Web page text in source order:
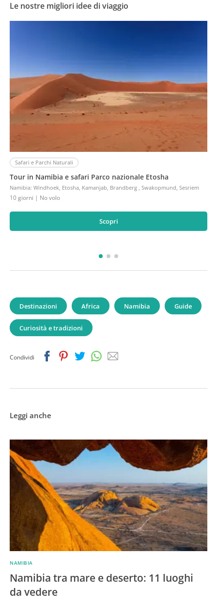
Le nostre migliori idee di viaggio
Safari e Parchi Naturali
Tour in Namibia e safari Parco nazionale Etosha
Namibia: Windhoek, Etosha, Kamanjab, Brandberg , Swakopmund, Sesriem
10 giorni | No volo
Scopri
Destinazioni Africa Namibia Guide
Curiosità e tradizioni
Condividi FacebookPinterestTwitterWhatsapp
Email
Leggi anche
NAMIBIA
Namibia tra mare e deserto: 11 luoghi
da vedere